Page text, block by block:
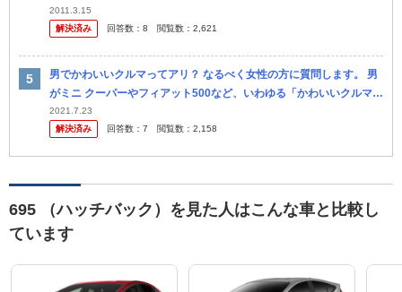
しています
2011.3.15
解決済み
回答数： 8 閲覧数： 2,621
男でかわいいクルマってアリ？ なるべく女性の方に質問します。 男
がミニ クーパーやフィアット500など、いわゆる「かわいいクルマ」
は、女性的にアリですか？無しですか？ またカッコかわいいクル...
2021.7.23
解決済み
回答数： 7 閲覧数： 2,158
695 （ハッチバック）を見た人はこんな車と比較し
ています